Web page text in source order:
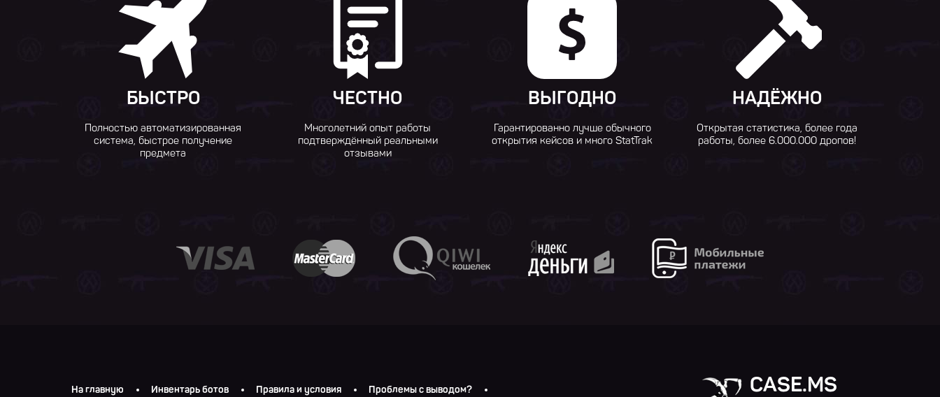
БЫСТРО
Полностью автоматизированная
система, быстрое получение
предмета
ЧЕСТНО
Многолетний опыт работы
подтверждённый реальными
отзывами
ВЫГОДНО
Гарантированно лучше обычного
открытия кейсов и много StatTrak
НАДЁЖНО
Открытая статистика, более года
работы, более 6.000.000 дропов!
На главную Инвентарь ботов Правила и условия Проблемы с выводом? CASE.MS